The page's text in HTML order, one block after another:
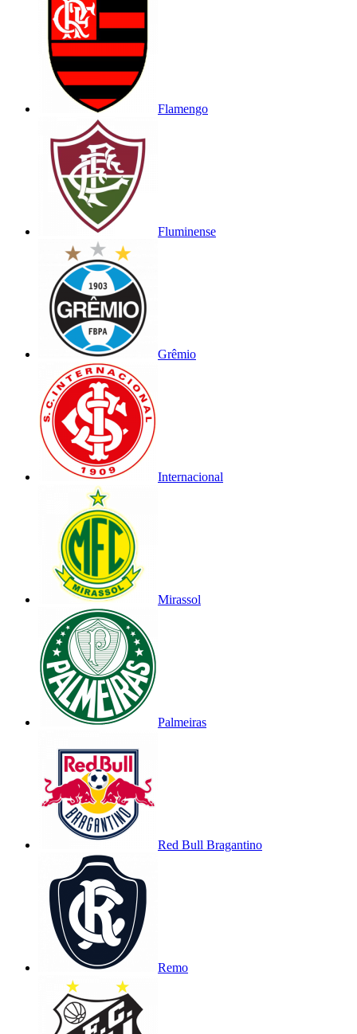
Flamengo
Fluminense
Grêmio
Internacional
Mirassol
Palmeiras
Red Bull Bragantino
Remo